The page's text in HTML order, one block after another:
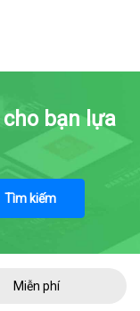
bạn lựa
Tìm kiếm
Miễn phí